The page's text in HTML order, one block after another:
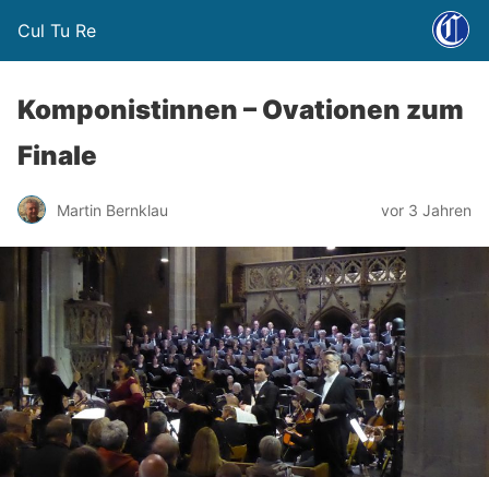
Cul Tu Re
Komponistinnen – Ovationen zum
Finale
Martin Bernklau vor 3 Jahren